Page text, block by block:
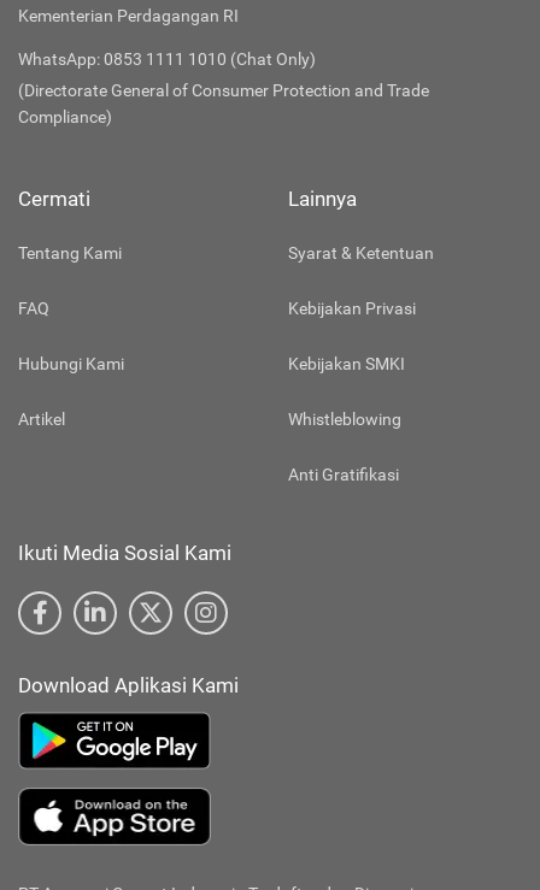
Kementerian Perdagangan RI
WhatsApp: 0853 1111 1010 (Chat Only)
(Directorate General of Consumer Protection and Trade
Compliance)
Cermati
Tentang Kami
FAQ
Hubungi Kami
Artikel
Lainnya
Syarat & Ketentuan
Kebijakan Privasi
Kebijakan SMKI
Whistleblowing
Anti Gratifikasi
Ikuti Media Sosial Kami
Download Aplikasi Kami